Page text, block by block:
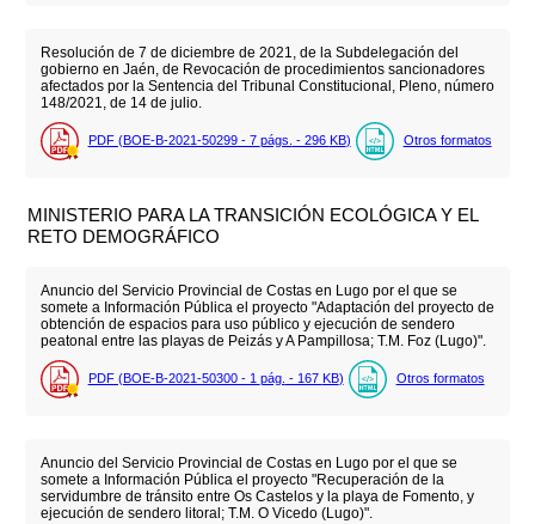
Resolución de 7 de diciembre de 2021, de la Subdelegación del
gobierno en Jaén, de Revocación de procedimientos sancionadores
afectados por la Sentencia del Tribunal Constitucional, Pleno, número
148/2021, de 14 de julio.
PDF (BOE-B-2021-50299 - 7 págs. - 296 KB) Otros formatos
MINISTERIO PARA LA TRANSICIÓN ECOLÓGICA Y EL
RETO DEMOGRÁFICO
Anuncio del Servicio Provincial de Costas en Lugo por el que se
somete a Información Pública el proyecto "Adaptación del proyecto de
obtención de espacios para uso público y ejecución de sendero
peatonal entre las playas de Peizás y A Pampillosa; T.M. Foz (Lugo)".
PDF (BOE-B-2021-50300 - 1 pág. - 167 KB) Otros formatos
Anuncio del Servicio Provincial de Costas en Lugo por el que se
somete a Información Pública el proyecto "Recuperación de la
servidumbre de tránsito entre Os Castelos y la playa de Fomento, y
ejecución de sendero litoral; T.M. O Vicedo (Lugo)".